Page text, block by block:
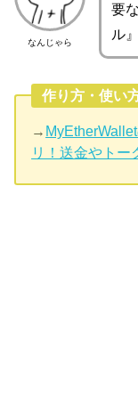
なんじゃら
要
ル
作り方・使い
→
リ！送金やトー